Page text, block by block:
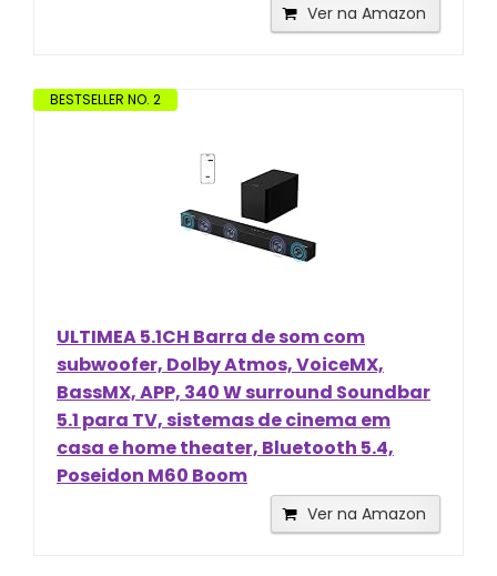
Ver na Amazon
BESTSELLER NO. 2
ULTIMEA 5.1CH Barra de som com
subwoofer, Dolby Atmos, VoiceMX,
BassMX, APP, 340 W surround Soundbar
5.1 para TV, sistemas de cinema em
casa e home theater, Bluetooth 5.4,
Poseidon M60 Boom
Ver na Amazon